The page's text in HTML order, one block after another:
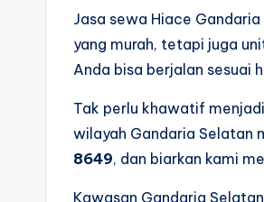
Jasa sewa Hiace
yang murah, tetapi juga
Anda bisa berjalan sesuai
Tak perlu khawatif
wilayah Gandaria Selatan
8649, dan biarkan kami
Kawasan Gandaria